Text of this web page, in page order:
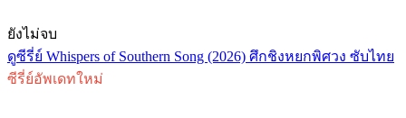
ยังไม่จบ
ดูซีรี่ย์ Whispers of Southern Song (2026) ศึกชิงหยกพิศวง ซับไทย
ซีรี่ย์อัพเดทใหม่